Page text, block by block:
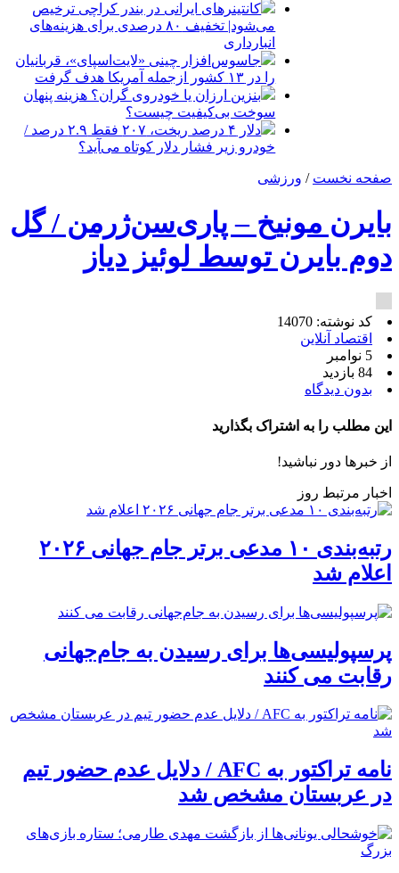
کانتینرهای ایرانی در بندر کراچی ترخیص
می‌شود| تخفیف ۸۰ درصدی برای هزینه‌های
انبارداری
جاسوس‌افزار چینی «لایت‌اسپای»، قربانیان
را در ۱۳ کشور ازجمله آمریکا هدف گرفت
بنزین ارزان یا خودروی گران؟ هزینه پنهان
سوخت بی‌کیفیت چیست؟
دلار ۴ درصد ریخت، ۲۰۷ فقط ۲.۹ درصد /
خودرو زیر فشار دلار کوتاه می‌آید؟
صفحه نخست / ورزشی
بایرن مونیخ – پاری‌سن‌ژرمن / گل
دوم بایرن توسط لوئیز دیاز
کد نوشته: 14070
اقتصاد آنلاین
5 نوامبر
84 بازدید
بدون دیدگاه
این مطلب را به اشتراک بگذارید
از خبرها دور نباشید!
اخبار مرتبط روز
رتبه‌بندی ۱۰ مدعی برتر جام جهانی ۲۰۲۶
اعلام شد
پرسپولیسی‌ها برای رسیدن به جام‌جهانی
رقابت می کنند
نامه تراکتور به AFC / دلایل عدم حضور تیم
در عربستان مشخص شد